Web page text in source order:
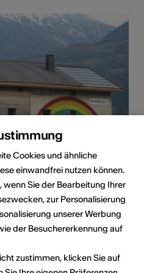
der Region Leuk
Cookies und ähnliche
einwandfrei nutzen können.
wenn Sie der Bearbeitung Ihrer
zur Personalisierung
unserer Werbung
der Besuchererkennung auf
zustimmen, klicken Sie auf